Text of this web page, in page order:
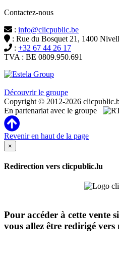
Contactez-nous
: info@clicpublic.be
: Rue du Bosquet 21, 1400
: +32 67 44 26 17
TVA : BE 0809.950.691
Découvrir le groupe
Copyright © 2012-2026
En partenariat avec le groupe
Revenir en haut de la page
×
Redirection vers clicpublic.lu
Pour accéder à cette vente
vous allez être redirigé